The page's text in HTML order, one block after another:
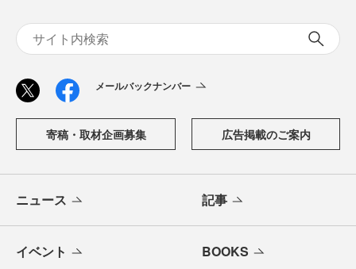
メールバックナンバー
寄稿・取材企画募集 広告掲載のご案内
ニュース 記事
イベント BOOKS